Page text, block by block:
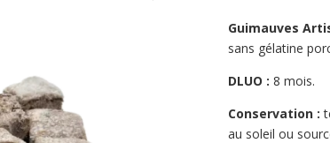
Guimauves
sans gélatine
DLUO : 8 mois.
Conservation :
au soleil ou